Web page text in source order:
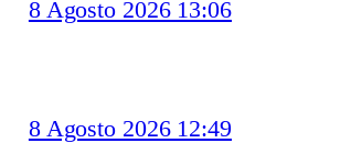
8 Agosto 2026 13:06
8 Agosto 2026 12:49